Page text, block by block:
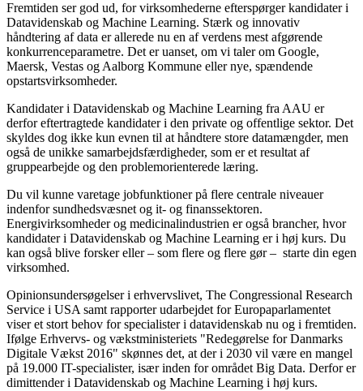
Fremtiden ser god ud, for virksomhederne efterspørger kandidater i
Datavidenskab og Machine Learning. Stærk og innovativ
håndtering af data er allerede nu en af verdens mest afgørende
konkurrenceparametre. Det er uanset, om vi taler om Google,
Maersk, Vestas og Aalborg Kommune eller nye, spændende
opstartsvirksomheder.
Kandidater i Datavidenskab og Machine Learning fra AAU er
derfor eftertragtede kandidater i den private og offentlige sektor. Det
skyldes dog ikke kun evnen til at håndtere store datamængder, men
også de unikke samarbejdsfærdigheder, som er et resultat af
gruppearbejde og den problemorienterede læring.
Du vil kunne varetage jobfunktioner på flere centrale niveauer
indenfor sundhedsvæsnet og it- og finanssektoren.
Energivirksomheder og medicinalindustrien er også brancher, hvor
kandidater i Datavidenskab og Machine Learning er i høj kurs. Du
kan også blive forsker eller – som flere og flere gør – starte din egen
virksomhed.
Opinionsundersøgelser i erhvervslivet, The Congressional Research
Service i USA samt rapporter udarbejdet for Europaparlamentet
viser et stort behov for specialister i datavidenskab nu og i fremtiden.
Ifølge Erhvervs- og vækstministeriets "Redegørelse for Danmarks
Digitale Vækst 2016" skønnes det, at der i 2030 vil være en mangel
på 19.000 IT-specialister, især inden for området Big Data. Derfor er
dimittender i Datavidenskab og Machine Learning i høj kurs.